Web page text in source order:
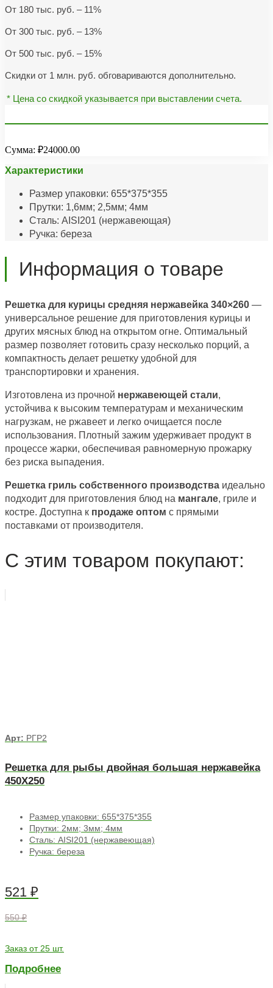
От 180 тыс. руб. – 11%
От 300 тыс. руб. – 13%
От 500 тыс. руб. – 15%
Скидки от 1 млн. руб. обговариваются дополнительно.
* Цена со скидкой указывается при выставлении счета.
Сумма: ₽24000.00
Характеристики
Размер упаковки: 655*375*355
Прутки: 1,6мм; 2,5мм; 4мм
Сталь: AISI201 (нержавеющая)
Ручка: береза
Информация о товаре
Решетка для курицы средняя нержавейка 340×260 —
универсальное решение для приготовления курицы и
других мясных блюд на открытом огне. Оптимальный
размер позволяет готовить сразу несколько порций, а
компактность делает решетку удобной для
транспортировки и хранения.
Изготовлена из прочной нержавеющей стали,
устойчива к высоким температурам и механическим
нагрузкам, не ржавеет и легко очищается после
использования. Плотный зажим удерживает продукт в
процессе жарки, обеспечивая равномерную прожарку
без риска выпадения.
Решетка гриль собственного производства идеально
подходит для приготовления блюд на мангале, гриле и
костре. Доступна к продаже оптом с прямыми
поставками от производителя.
С этим товаром покупают:
Арт: РГР2
Решетка для рыбы двойная большая нержавейка
450Х250
Размер упаковки: 655*375*355
Прутки: 2мм; 3мм; 4мм
Сталь: AISI201 (нержавеющая)
Ручка: береза
521 ₽
550 ₽
Заказ от 25 шт.
Подробнее